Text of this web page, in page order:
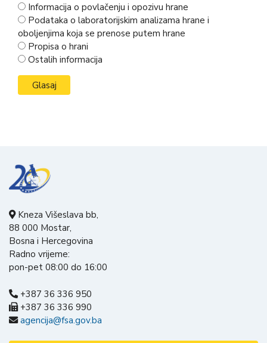
Informacija o povlačenju i opozivu hrane
Podataka o laboratorijskim analizama hrane i
oboljenjima koja se prenose putem hrane
Propisa o hrani
Ostalih informacija
Kneza Višeslava bb,
88 000 Mostar,
Bosna i Hercegovina
Radno vrijeme:
pon-pet 08:00 do 16:00
+387 36 336 950
+387 36 336 990
agencija@fsa.gov.ba